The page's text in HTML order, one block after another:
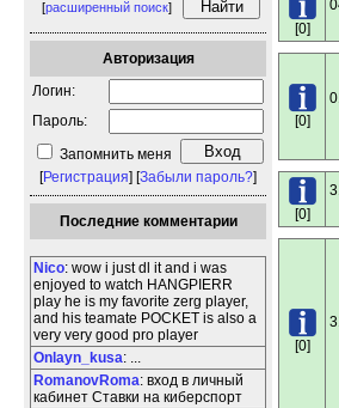
[расширенный поиск]
Авторизация
Логин:
Пароль:
Запомнить меня
[Регистрация] [Забыли пароль?]
Последние комментарии
Nico: wow i just dl it and i was
enjoyed to watch HANGPIERR
play he is my favorite zerg player,
and his teamate POCKET is also a
very very good pro player
Onlayn_kusa: ...
RomanovRoma: вход в личный
кабинет Ставки на киберспорт
[0]
[0]
[0]
[0]